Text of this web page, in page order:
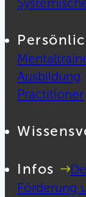
Ausbildung
Practitioner
Infos
Förderung